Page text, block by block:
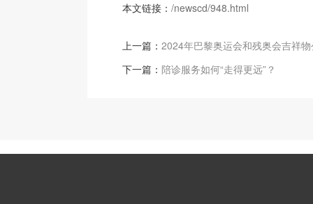
本文链接： /newscd/948.html
上一篇： 2024年巴黎奥运会和残奥会吉祥
下一篇： 陪诊服务如何“走得更远”？